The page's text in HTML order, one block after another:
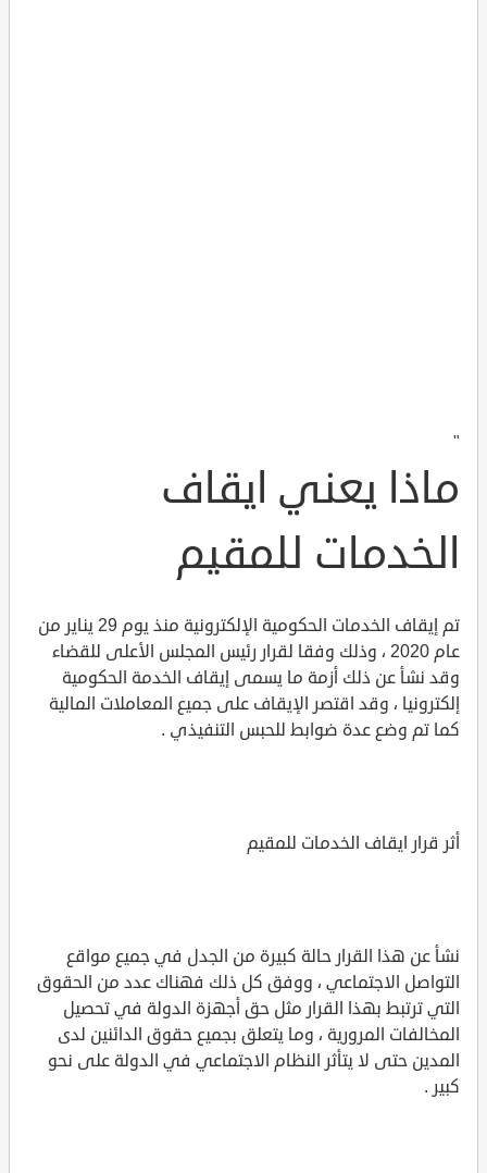
"
ماذا يعني ايقاف
الخدمات للمقيم
تم إيقاف الخدمات الحكومية الإلكترونية منذ يوم 29 يناير من
عام 2020 ، وذلك وفقا لقرار رئيس المجلس الأعلى للقضاء
وقد نشأ عن ذلك أزمة ما يسمى إيقاف الخدمة الحكومية
إلكترونيا ، وقد اقتصر الإيقاف على جميع المعاملات المالية
كما تم وضع عدة ضوابط للحبس التنفيذي .
أثر قرار ايقاف الخدمات للمقيم
نشأ عن هذا القرار حالة كبيرة من الجدل في جميع مواقع
التواصل الاجتماعي ، ووفق كل ذلك فهناك عدد من الحقوق
التي ترتبط بهذا القرار مثل حق أجهزة الدولة في تحصيل
المخالفات المرورية ، وما يتعلق بجميع حقوق الدائنين لدى
المدين حتى لا يتأثر النظام الاجتماعي في الدولة على نحو
كبير .